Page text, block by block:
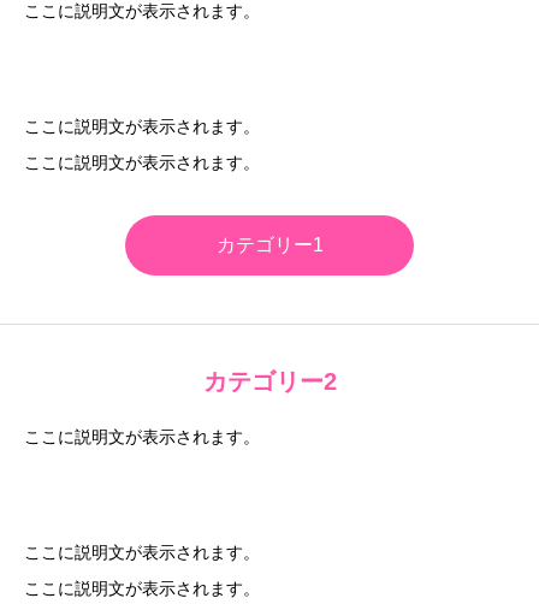
ここに説明文が表示されます。
ここに説明文が表示されます。
ここに説明文が表示されます。
カテゴリー1
カテゴリー2
ここに説明文が表示されます。
ここに説明文が表示されます。
ここに説明文が表示されます。